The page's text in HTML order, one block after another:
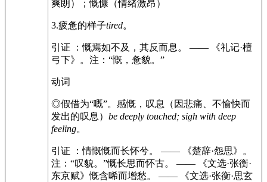
爽朗）；慨慷（情绪激昂）
3.疲惫的样子tired。
引证 ：慨焉如不及，其反而息。 —— 《礼记·檀
弓下》。注：“慨，惫貌。”
动词
◎假借为“嘅”。感慨，叹息（因悲痛、不愉快而
发出的叹息） be deeply touched; sigh with deep
feeling。
引证 ：情慨慨而长怀兮。 —— 《楚辞·怨思》。
注：“叹貌。”慨长思而怀古。 —— 《文选·张衡·
东京赋》慨含唏而增愁。 —— 《文选·张衡·思玄